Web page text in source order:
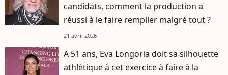
candidats, comment la production a
réussi à le faire rempiler malgré tout ?
21 avril 2026
A 51 ans, Eva Longoria doit sa silhouette
athlétique à cet exercice à faire à la